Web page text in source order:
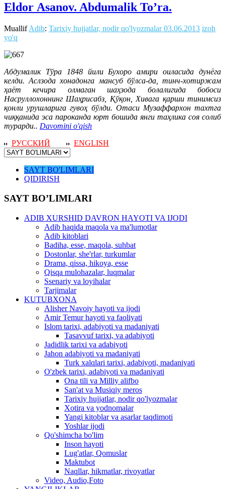
Eldor Аsanov. Abdumalik To’ra.
MuallifAdib: Tarixiy hujjatlar, nodir qo'lyozmalar 03.06.2013 izoh
yo'q
Абдумалик Тўра 1848 йили Бухоро амири оиласида дунёга
келди. Аслзода хонадонга мансуб бўлса-да, тинч-хотиржам
ҳаёт кечира олмаган шаҳзода болалигида бобоси
Насруллохоннинг Шаҳрисабз, Қўқон, Хивага қарши тинимсиз
қонли урушларига гувоҳ бўлди. Отаси Музаффархон тахтга
чиққанида эса пароканда юрт бошида янги таҳлика соя солиб
турарди.. Davomini o'qish
РУССКИЙ
ENGLISH
SAYT BO'LIMLARI
QIDIRISH
SAYT BO’LIMLARI
ADIB XURSHID DAVRON HAYOTI VA IJODI
Adib haqida maqola va ma'lumotlar
Adib kitoblari
Badiha, esse, maqola, suhbat
Dostonlar, she'rlar, turkumlar
Drama, qissa, hikoya, esse
Qisqa mulohazalar, luqmalar
Ssenariy va loyihalar
Tarjimalar
KUTUBXONA
Alisher Navoiy hayoti va ijodi
Amir Temur hayoti va faoliyati
Islom tarixi, adabiyoti va madaniyati
Tasavvuf tarixi, va adabiyoti
Jadidlik tarixi va adabiyoti
Jahon adabiyoti va madaniyati
Turk xalqlari tarixi, adabiyoti, madaniyati
O'zbek tarixi, adabiyoti va madaniyati
Ona tili va Milliy alifbo
San'at va Musiqiy meros
Tarixiy hujjatlar, nodir qo'lyozmalar
Xotira va yodnomalar
Yangi kitoblar va asarlar taqdimoti
Yoshlar ijodi
Qo'shimcha bo'lim
Inson hayoti
Lug'atlar, Qomuslar
Maktubot
Naqllar, hikmatlar, rivoyatlar
Video, Audio,Foto